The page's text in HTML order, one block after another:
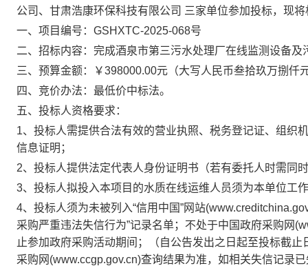
公司 、 甘肃浩康环保科技有限公司 三家单位参加投标，现
一、 项目编号： GSHXTC-2025-068号
二、招标内容： 完成酒泉市第三污水处理厂在线监测设备及
三、预算金额 ：
￥398000.00元（大写人民币叁拾玖万捌仟
四、竞价办法 ：最低价中标法。
五、投标人资格要求 ：
1、投标人需提供合法有效的营业执照、税务登记证、组织
信息证明；
2、投标人提供法定代表人身份证明书（若有委托人时需同
3、 投标人拟投入本项目的水质在线运维人员须为本单位工
4、投标人须为未被列入“信用中国”网站
采购严重违法失信行为”记录名单；不处于中国政府采购网
止参加政府采购活动期间；（自公告发出之日起至投标截
采购网(www.ccgp.gov.cn)查询结果为准，如相关失信记录